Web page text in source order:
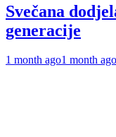
Svečana
generacije
1 month ago1 month ago